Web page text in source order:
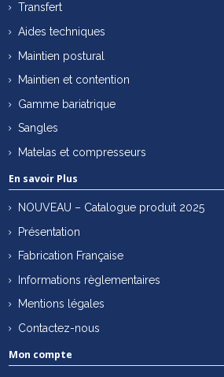
Transfert
Aides techniques
Maintien postural
Maintien et contention
Gamme bariatrique
Sangles
Matelas et compresseurs
En savoir Plus
NOUVEAU – Catalogue produit 2025
Présentation
Fabrication Française
Informations règlementaires
Mentions légales
Contactez-nous
Mon compte